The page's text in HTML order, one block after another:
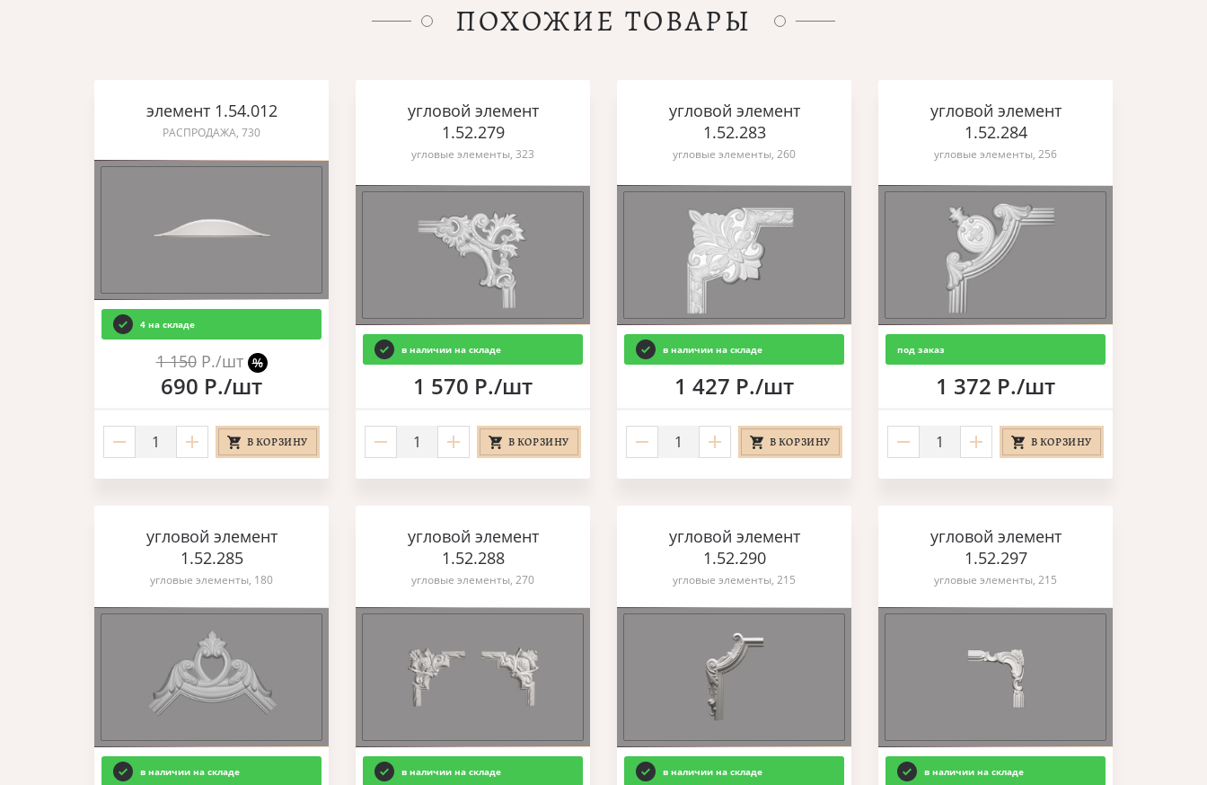
ПОХОЖИЕ ТОВАРЫ
элемент 1.54.012
РАСПРОДАЖА, 730
4 на складе
1 150Р./шт %
690 Р./шт
В КОРЗИНУ
угловой элемент
1.52.279
угловые элементы, 323
в наличии на складе
1 570 Р./шт
В КОРЗИНУ
угловой элемент
1.52.283
угловые элементы, 260
в наличии на складе
1 427 Р./шт
В КОРЗИНУ
угловой элемент
1.52.284
угловые элементы, 256
под заказ
1 372 Р./шт
В КОРЗИНУ
угловой элемент
1.52.285
угловые элементы, 180
в наличии на складе
угловой элемент
1.52.288
угловые элементы, 270
в наличии на складе
угловой элемент
1.52.290
угловые элементы, 215
в наличии на складе
угловой элемент
1.52.297
угловые элементы, 215
в наличии на складе